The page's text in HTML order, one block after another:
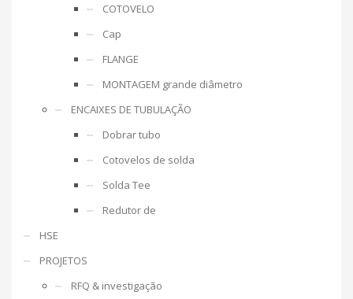
COTOVELO
Cap
FLANGE
MONTAGEM grande diâmetro
ENCAIXES DE TUBULAÇÃO
Dobrar tubo
Cotovelos de solda
Solda Tee
Redutor de
HSE
PROJETOS
RFQ & investigação